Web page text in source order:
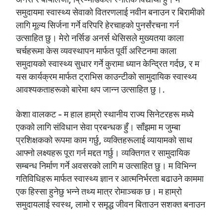
समुदायमा स्वास्थ्य सेवाको वितरणलाई नवीन बनाउन र बिरामीको
लागि मूल्य सिर्जना गर्ने वरिपरि हेरचाहको पुनर्संरचना गर्न
उत्साहित छु। मेरो नर्सिङ अनर्स थेसिसले मुख्यतया काला
चर्चहरूमा केस व्यवस्थापन मार्फत पूर्वी अस्टिनमा काला
समुदायको स्वास्थ्य सुधार गर्ने कुरामा ध्यान केन्द्रित गर्दछ, र म
यस कार्यक्रम मार्फत ट्राभिस काउन्टीको सामुदायिक स्वास्थ्य
आवश्यकताहरूको बारेमा थप जान्न उत्साहित छु।.
केशा वालकट - म हाल हाम्रो स्थानीय राज्य सिनेटरहरू मध्ये
एकको लागि संविधान सेवा प्रबन्धक हुँ। साँझमा म जुम्बा
प्रशिक्षकको रूपमा काम गर्छु, व्यक्तिहरूलाई व्यायामको साथ
आफ्नो लक्ष्यहरू पूरा गर्न मद्दत गर्छु। व्यक्तिगत र सामुदायिक
सम्बन्ध निर्माण गर्ने अवसरको लागि म उत्साहित छु। म विभिन्न
गतिविधिहरू मार्फत स्वास्थ्य ज्ञान र आत्मनिर्भरता बढाउने काममा
एक हिस्सा हुनेछु भन्ने तथ्य मात्र रोमाञ्चक छ। म हाम्रो
समुदायलाई स्वस्थ, लामो र समृद्ध जीवन बिताउन सशक्त बनाउन